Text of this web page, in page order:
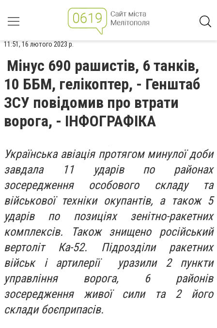
11:51, 16 лютого 2023 р.
Мінус 690 рашистів, 6 танків,
10 ББМ, гелікоптер, - Генштаб
ЗСУ повідомив про втрати
ворога, - ІНФОГРАФІКА
Українська авіація протягом минулої доби
завдала 11 ударів по районах
зосередження особового складу та
військової техніки окупантів, а також 5
ударів по позиціях зенітно-ракетних
комплексів. Також знищено російський
вертоліт Ка-52. Підрозділи ракетних
військ і артилерії уразили 2 пункти
управління ворога, 6 районів
зосередження живої сили та 2 його
склади боєприпасів.